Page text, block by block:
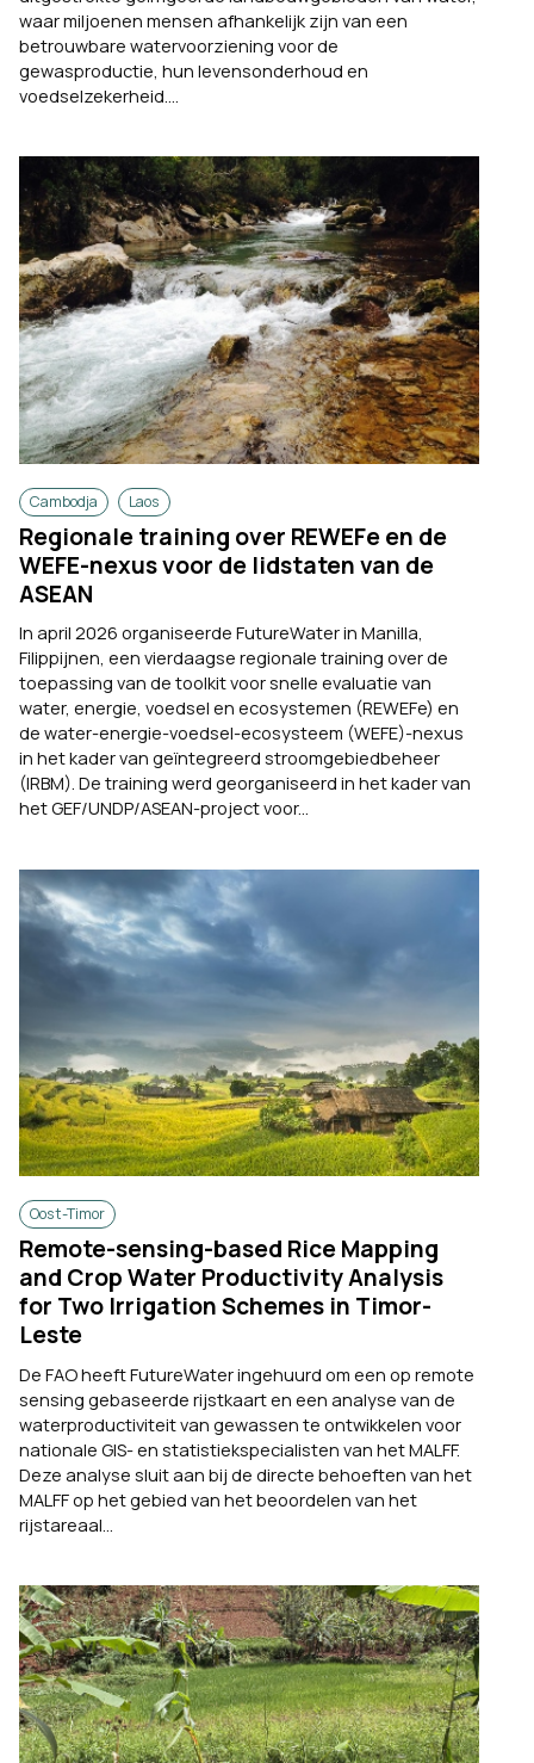
waar miljoenen mensen afhankelijk zijn van een
betrouwbare watervoorziening voor de
gewasproductie, hun levensonderhoud en
voedselzekerheid....
Cambodja Laos
Regionale training over REWEFe en de
WEFE-nexus voor de lidstaten van de
ASEAN
In april 2026 organiseerde FutureWater in Manilla,
Filippijnen, een vierdaagse regionale training over de
toepassing van de toolkit voor snelle evaluatie van
water, energie, voedsel en ecosystemen (REWEFe) en
de water-energie-voedsel-ecosysteem (WEFE)-nexus
in het kader van geïntegreerd stroomgebiedbeheer
(IRBM). De training werd georganiseerd in het kader van
het GEF/UNDP/ASEAN-project voor...
Oost-Timor
Remote-sensing-based Rice Mapping
and Crop Water Productivity Analysis
for Two Irrigation Schemes in Timor-
Leste
De FAO heeft FutureWater ingehuurd om een op remote
sensing gebaseerde rijstkaart en een analyse van de
waterproductiviteit van gewassen te ontwikkelen voor
nationale GIS- en statistiekspecialisten van het MALFF.
Deze analyse sluit aan bij de directe behoeften van het
MALFF op het gebied van het beoordelen van het
rijstareaal...